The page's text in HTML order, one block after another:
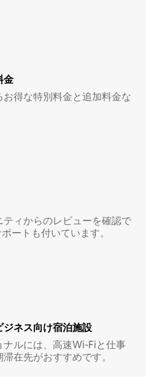
金
得な特別料金と追加料金な
ィからのレビューを確認で
ートも付いています。
ネ⁠ス⁠向⁠け宿⁠泊⁠施⁠設
ルには、高速Wi-Fiと仕事
在先がおすすめです。